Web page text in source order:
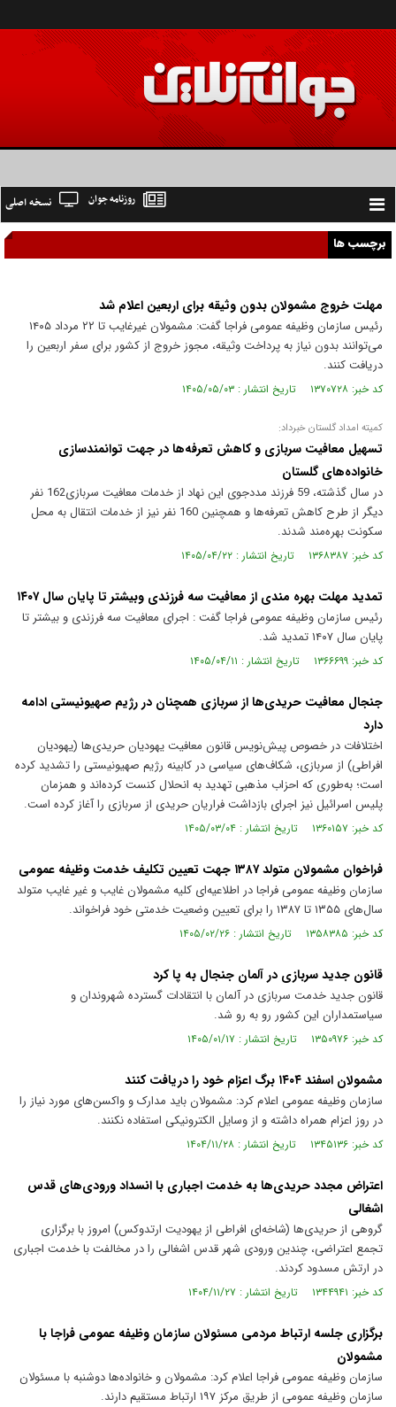
Toggle
navigation
نسخه اصلی روزنامه جوان
برچسب ها
مهلت خروج مشمولان بدون وثیقه برای اربعین اعلام شد
رئیس سازمان وظیفه عمومی فراجا گفت: مشمولان غیرغایب تا ۲۲ مرداد ۱۴۰۵
می‌توانند بدون نیاز به پرداخت وثیقه، مجوز خروج از کشور برای سفر اربعین را
دریافت کنند.
کد خبر: ۱۳۷۰۷۲۸ تاریخ انتشار : ۱۴۰۵/۰۵/۰۳
کمیته امداد گلستان خبرداد:
تسهیل معافیت سربازی و کاهش تعرفه‌ها در جهت توانمندسازی
خانواده‌های گلستان
در سال گذشته، 59 فرزند مددجوی این نهاد از خدمات معافیت سربازی162 نفر
دیگر از طرح کاهش تعرفه‌ها و همچنین 160 نفر نیز از خدمات انتقال به محل
سکونت بهره‌مند شدند.
کد خبر: ۱۳۶۸۳۸۷ تاریخ انتشار : ۱۴۰۵/۰۴/۲۲
تمدید مهلت بهره مندی از معافیت سه فرزندی وبیشتر تا پایان سال ۱۴۰۷ ‌
رئیس سازمان وظیفه عمومی فراجا گفت : اجرای معافیت سه فرزندی و بیشتر تا
پایان سال ۱۴۰۷ تمدید شد.
کد خبر: ۱۳۶۶۶۹۹ تاریخ انتشار : ۱۴۰۵/۰۴/۱۱
جنجال معافیت حریدی‌ها از سربازی همچنان در رژیم صهیونیستی ادامه
دارد
اختلافات در خصوص پیش‌نویس قانون معافیت یهودیان حریدی‌ها (یهودیان
افراطی) از سربازی، شکاف‌های سیاسی در کابینه رژیم صهیونیستی را تشدید کرده
است؛ به‌طوری که احزاب مذهبی تهدید به انحلال کنست کرده‌اند و همزمان
پلیس اسرائیل نیز اجرای بازداشت فراریان حریدی از سربازی را آغاز کرده است.
کد خبر: ۱۳۶۰۱۵۷ تاریخ انتشار : ۱۴۰۵/۰۳/۰۴
فراخوان مشمولان متولد ۱۳۸۷ جهت تعیین تکلیف خدمت وظیفه عمومی
سازمان وظیفه عمومی فراجا در اطلاعیه‌ای کلیه مشمولان غایب و غیر غایب متولد
سال‌های ۱۳۵۵ تا ۱۳۸۷ را برای تعیین وضعیت خدمتی خود فراخواند.
کد خبر: ۱۳۵۸۳۸۵ تاریخ انتشار : ۱۴۰۵/۰۲/۲۶
قانون جدید سربازی در آلمان جنجال به پا کرد
قانون جدید خدمت سربازی در آلمان با انتقادات گسترده شهروندان و
سیاستمداران این کشور رو به رو شد.
کد خبر: ۱۳۵۰۹۷۶ تاریخ انتشار : ۱۴۰۵/۰۱/۱۷
مشمولان اسفند ۱۴۰۴ برگ اعزام خود را دریافت کنند
سازمان وظیفه عمومی اعلام کرد: مشمولان باید مدارک و واکسن‌های مورد نیاز را
در روز اعزام همراه داشته و از وسایل الکترونیکی استفاده نکنند.
کد خبر: ۱۳۴۵۱۳۶ تاریخ انتشار : ۱۴۰۴/۱۱/۲۸
اعتراض مجدد حریدی‌ها به خدمت اجباری با انسداد ورودی‌های قدس
اشغالی
گروهی از حریدی‌ها (شاخه‌ای افراطی از یهودیت ارتدوکس) امروز با برگزاری
تجمع اعتراضی، چندین ورودی شهر قدس اشغالی را در مخالفت با خدمت اجباری
در ارتش مسدود کردند.
کد خبر: ۱۳۴۴۹۴۱ تاریخ انتشار : ۱۴۰۴/۱۱/۲۷
برگزاری جلسه ارتباط مردمی مسئولان سازمان وظیفه عمومی فراجا با
مشمولان
سازمان وظیفه عمومی فراجا اعلام کرد: مشمولان و خانواده‌ها دوشنبه با مسئولان
سازمان وظیفه عمومی از طریق مرکز ۱۹۷ ارتباط مستقیم دارند.